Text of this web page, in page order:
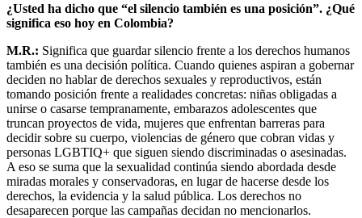
¿Usted ha dicho que “el silencio también es una posición”. ¿Qué
significa eso hoy en Colombia?
M.R.: Significa que guardar silencio frente a los derechos humanos
también es una decisión política. Cuando quienes aspiran a gobernar
deciden no hablar de derechos sexuales y reproductivos, están
tomando posición frente a realidades concretas: niñas obligadas a
unirse o casarse tempranamente, embarazos adolescentes que
truncan proyectos de vida, mujeres que enfrentan barreras para
decidir sobre su cuerpo, violencias de género que cobran vidas y
personas LGBTIQ+ que siguen siendo discriminadas o asesinadas.
A eso se suma que la sexualidad continúa siendo abordada desde
miradas morales y conservadoras, en lugar de hacerse desde los
derechos, la evidencia y la salud pública. Los derechos no
desaparecen porque las campañas decidan no mencionarlos.